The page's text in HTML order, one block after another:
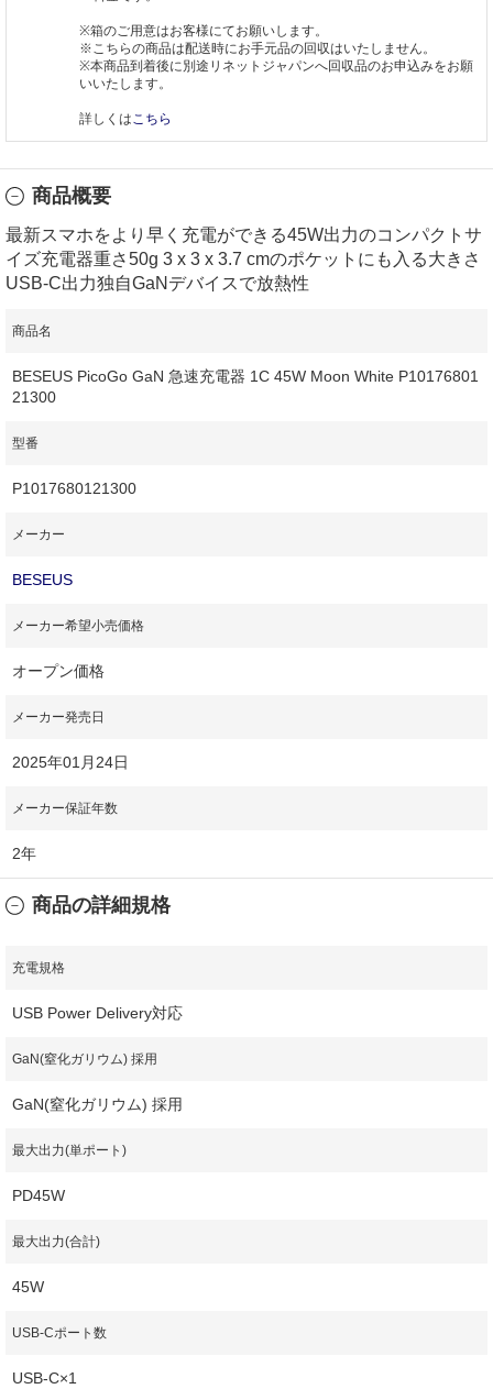
※箱のご用意はお客様にてお願いします。
※こちらの商品は配送時にお手元品の回収はいたしません。
※本商品到着後に別途リネットジャパンへ回収品のお申込みをお願
いいたします。
詳しくはこちら
商品概要
最新スマホをより早く充電ができる45W出力のコンパクトサ
イズ充電器重さ50g 3 x 3 x 3.7 cmのポケットにも入る大きさ
USB-C出力独自GaNデバイスで放熱性
商品名
BESEUS PicoGo GaN 急速充電器 1C 45W Moon White P10176801
21300
型番
P1017680121300
メーカー
BESEUS
メーカー希望小売価格
オープン価格
メーカー発売日
2025年01月24日
メーカー保証年数
2年
商品の詳細規格
充電規格
USB Power Delivery対応
GaN(窒化ガリウム) 採用
GaN(窒化ガリウム) 採用
最大出力(単ポート)
PD45W
最大出力(合計)
45W
USB-Cポート数
USB-C×1